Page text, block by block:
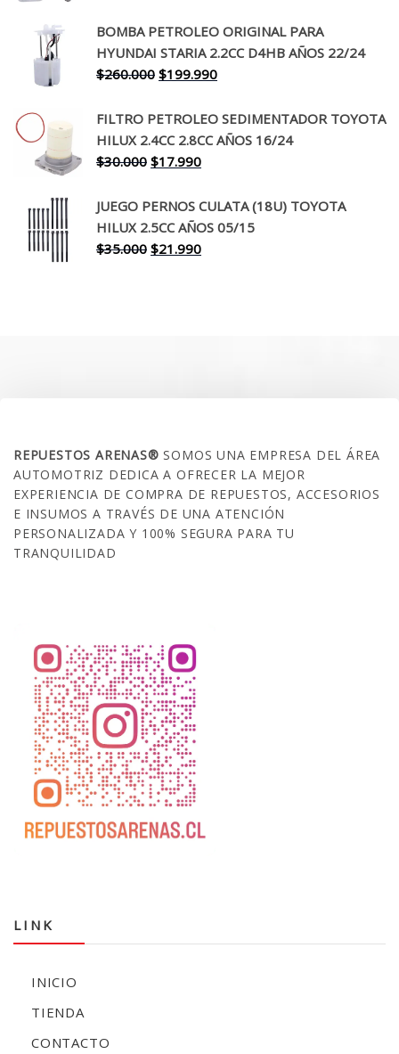
original
era:
$650.000.
actual
es:
$519.990.
BOMBA PETROLEO ORIGINAL PARA
HYUNDAI STARIA 2.2CC D4HB AÑOS 22/24
$260.000 El
original
era:
$260.000.
$199.990El
actual
es:
FILTRO PETROLEO SEDIMENTADOR TOYOTA
HILUX 2.4CC 2.8CC AÑOS 16/24
$30.000 El
original
era:
$30.000.
$17.990El
actual
es:
$17.990.
JUEGO PERNOS CULATA (18U) TOYOTA
HILUX 2.5CC AÑOS 05/15
$35.000 El
$21.990El
REPUESTOS ARENAS®SOMOS UNA EMPRESA DEL ÁREA
AUTOMOTRIZ DEDICA A OFRECER LA MEJOR
EXPERIENCIA DE COMPRA DE REPUESTOS, ACCESORIOS
E INSUMOS A TRAVÉS DE UNA ATENCIÓN
PERSONALIZADA Y 100% SEGURA PARA TU
TRANQUILIDAD
LINK
INICIO
TIENDA
CONTACTO